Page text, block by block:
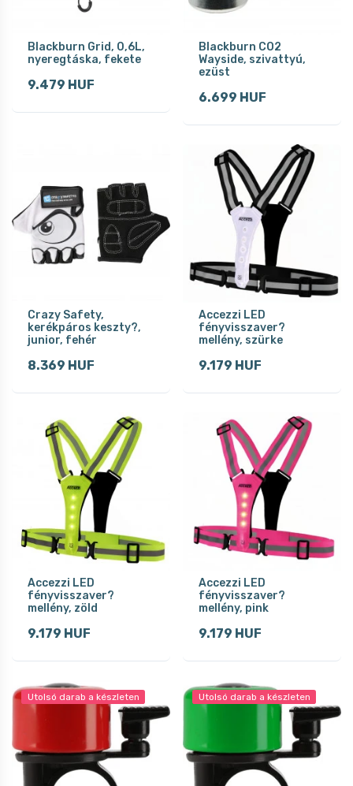
Blackburn Grid, 0,6L,
nyeregtáska, fekete
9.479 HUF
Blackburn CO2
Wayside, szivattyú,
ezüst
6.699 HUF
Crazy Safety,
kerékpáros keszty?,
junior, fehér
8.369 HUF
Accezzi LED
fényvisszaver?
mellény, szürke
9.179 HUF
Accezzi LED
fényvisszaver?
mellény, zöld
9.179 HUF
Accezzi LED
fényvisszaver?
mellény, pink
9.179 HUF
Utolsó darab a készleten Utolsó darab a készleten